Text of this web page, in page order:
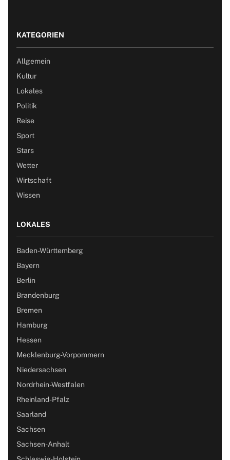
KATEGORIEN
Allgemein
Kultur
Lokales
Politik
Reise
Sport
Stars
Wetter
Wirtschaft
Wissen
LOKALES
Baden-Württemberg
Bayern
Berlin
Brandenburg
Bremen
Hamburg
Hessen
Mecklenburg-Vorpommern
Niedersachsen
Nordrhein-Westfalen
Rheinland-Pfalz
Saarland
Sachsen
Sachsen-Anhalt